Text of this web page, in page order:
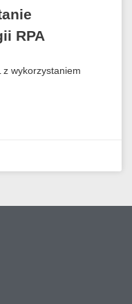
RPA
z wykorzystaniem